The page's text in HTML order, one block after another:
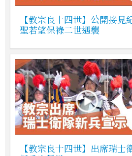
【教宗良十四世】公開接見
聖若望保祿二世遇襲
【教宗良十四世】出席瑞士